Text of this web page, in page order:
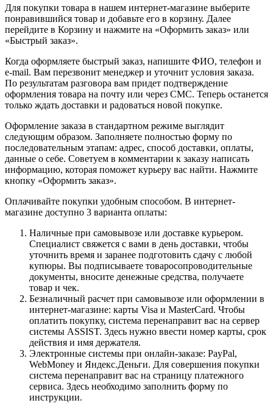
Для покупки товара в нашем интернет-магазине выберите
понравившийся товар и добавьте его в корзину. Далее
перейдите в Корзину и нажмите на «Оформить заказ» или
«Быстрый заказ».
Когда оформляете быстрый заказ, напишите ФИО, телефон и
e-mail. Вам перезвонит менеджер и уточнит условия заказа.
По результатам разговора вам придет подтверждение
оформления товара на почту или через СМС. Теперь останется
только ждать доставки и радоваться новой покупке.
Оформление заказа в стандартном режиме выглядит
следующим образом. Заполняете полностью форму по
последовательным этапам: адрес, способ доставки, оплаты,
данные о себе. Советуем в комментарии к заказу написать
информацию, которая поможет курьеру вас найти. Нажмите
кнопку «Оформить заказ».
Оплачивайте покупки удобным способом. В интернет-
магазине доступно 3 варианта оплаты:
Наличные при самовывозе или доставке курьером.
Специалист свяжется с вами в день доставки, чтобы
уточнить время и заранее подготовить сдачу с любой
купюры. Вы подписываете товаросопроводительные
документы, вносите денежные средства, получаете
товар и чек.
Безналичный расчет при самовывозе или оформлении в
интернет-магазине: карты Visa и MasterCard. Чтобы
оплатить покупку, система перенаправит вас на сервер
системы ASSIST. Здесь нужно ввести номер карты, срок
действия и имя держателя.
Электронные системы при онлайн-заказе: PayPal,
WebMoney и Яндекс.Деньги. Для совершения покупки
система перенаправит вас на страницу платежного
сервиса. Здесь необходимо заполнить форму по
инструкции.